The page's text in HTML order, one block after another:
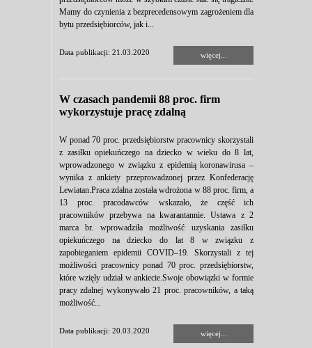
Mamy do czynienia z bezprecedensowym zagrożeniem dla
bytu przedsiębiorców, jak i...
Data publikacji: 21.03.2020 więcej...
W czasach pandemii 88 proc. firm
wykorzystuje pracę zdalną
W ponad 70 proc. przedsiębiorstw pracownicy skorzystali
z zasiłku opiekuńczego na dziecko w wieku do 8 lat,
wprowadzonego w związku z epidemią koronawirusa –
wynika z ankiety przeprowadzonej przez Konfederację
Lewiatan.Praca zdalna została wdrożona w 88 proc. firm, a
13 proc. pracodawców wskazało, że część ich
pracowników przebywa na kwarantannie. Ustawa z 2
marca br. wprowadziła możliwość uzyskania zasiłku
opiekuńczego na dziecko do lat 8 w związku z
zapobieganiem epidemii COVID–19. Skorzystali z tej
możliwości pracownicy ponad 70 proc. przedsiębiorstw,
które wzięły udział w ankiecie.Swoje obowiązki w formie
pracy zdalnej wykonywało 21 proc. pracowników, a taką
możliwość...
Data publikacji: 20.03.2020 więcej...